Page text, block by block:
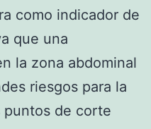
como indicador de
que una
la zona abdominal
riesgos para la
puntos de corte